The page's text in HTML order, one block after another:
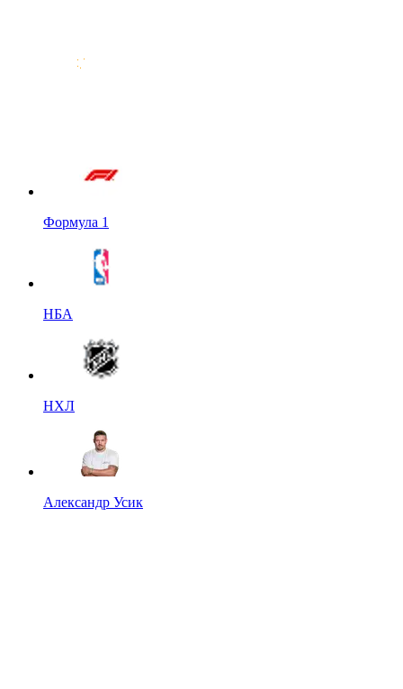
Формула 1
НБА
НХЛ
Александр Усик